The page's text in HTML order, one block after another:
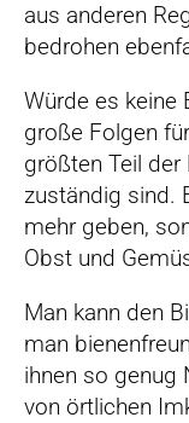
aus anderen
bedrohen
Würde es keine
große Folgen
größten Teil der
zuständig sind.
mehr geben,
Obst und
Man kann den
man
ihnen so genug
von örtlichen